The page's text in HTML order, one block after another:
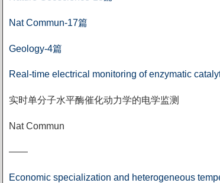
Nat Commun-17篇
Geology-4篇
Real-time electrical monitoring of enzymatic
实时单分子水平酶催化动力学的电学监测
Nat Commun
——
Economic specialization and heterogeneous